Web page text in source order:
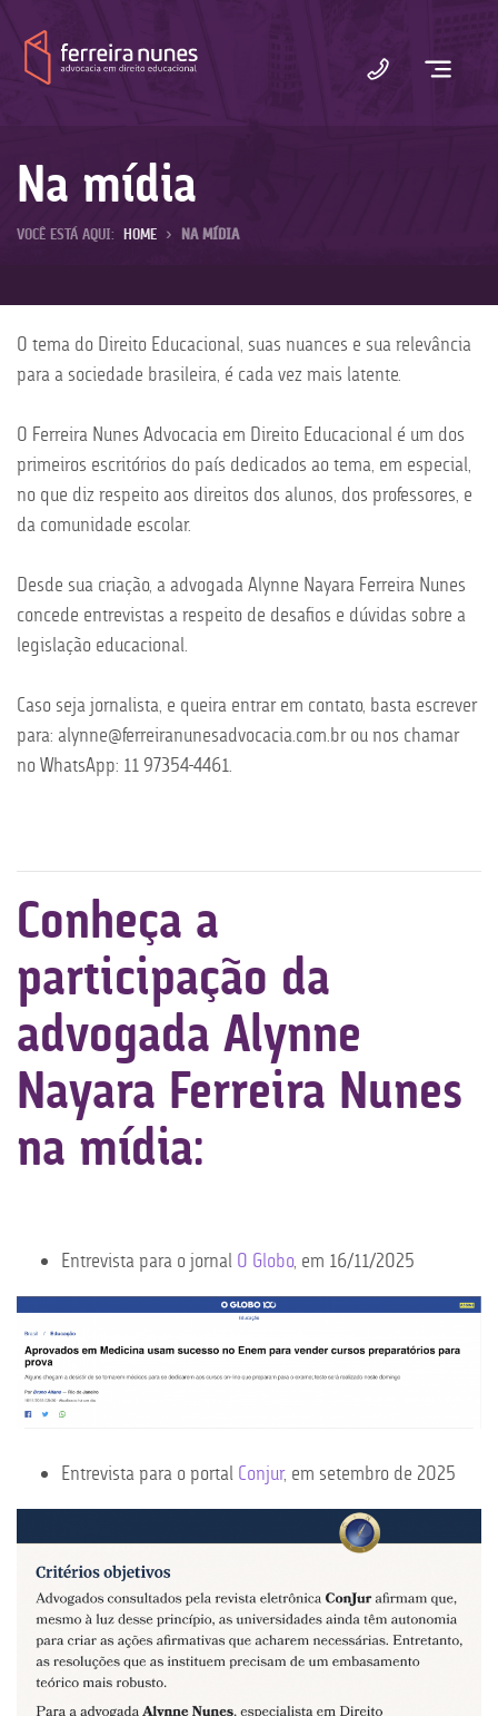
Ferreira
Nunes
Na mídia
VOCÊ ESTÁ AQUI: HOME > NA MÍDIA
O tema do Direito Educacional, suas nuances e sua relevância
para a sociedade brasileira, é cada vez mais latente.
O Ferreira Nunes Advocacia em Direito Educacional é um dos
primeiros escritórios do país dedicados ao tema, em especial,
no que diz respeito aos direitos dos alunos, dos professores, e
da comunidade escolar.
Desde sua criação, a advogada Alynne Nayara Ferreira Nunes
concede entrevistas a respeito de desafios e dúvidas sobre a
legislação educacional.
Caso seja jornalista, e queira entrar em contato, basta escrever
para: alynne@ferreiranunesadvocacia.com.br ou nos chamar
no WhatsApp: 11 97354-4461.
Conheça a
participação da
advogada Alynne
Nayara Ferreira Nunes
na mídia:
Entrevista para o jornal O Globo, em 16/11/2025
Entrevista para o portal Conjur, em setembro de 2025